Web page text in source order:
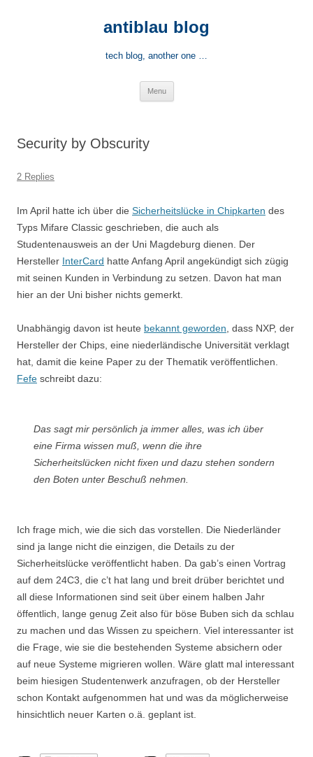
antiblau blog
tech blog, another one …
Menu
Security by Obscurity
2 Replies
Im April hatte ich über die Sicherheitslücke in Chipkarten des
Typs Mifare Classic geschrieben, die auch als
Studentenausweis an der Uni Magdeburg dienen. Der
Hersteller InterCard hatte Anfang April angekündigt sich zügig
mit seinen Kunden in Verbindung zu setzen. Davon hat man
hier an der Uni bisher nichts gemerkt.
Unabhängig davon ist heute bekannt geworden , dass NXP, der
Hersteller der Chips, eine niederländische Universität verklagt
hat, damit die keine Paper zu der Thematik veröffentlichen.
Fefe schreibt dazu:
Das sagt mir persönlich ja immer alles, was ich über
eine Firma wissen muß, wenn die ihre
Sicherheitslücken nicht fixen und dazu stehen sondern
den Boten unter Beschuß nehmen.
Ich frage mich, wie die sich das vorstellen. Die Niederländer
sind ja lange nicht die einzigen, die Details zu der
Sicherheitslücke veröffentlicht haben. Da gab’s einen Vortrag
auf dem 24C3, die c’t hat lang und breit drüber berichtet und
all diese Informationen sind seit über einem halben Jahr
öffentlich, lange genug Zeit also für böse Buben sich da schlau
zu machen und das Wissen zu speichern. Viel interessanter ist
die Frage, wie sie die bestehenden Systeme absichern oder
auf neue Systeme migrieren wollen. Wäre glatt mal interessant
beim hiesigen Studentenwerk anzufragen, ob der Hersteller
schon Kontakt aufgenommen hat und was da möglicherweise
hinsichtlich neuer Karten o.ä. geplant ist.